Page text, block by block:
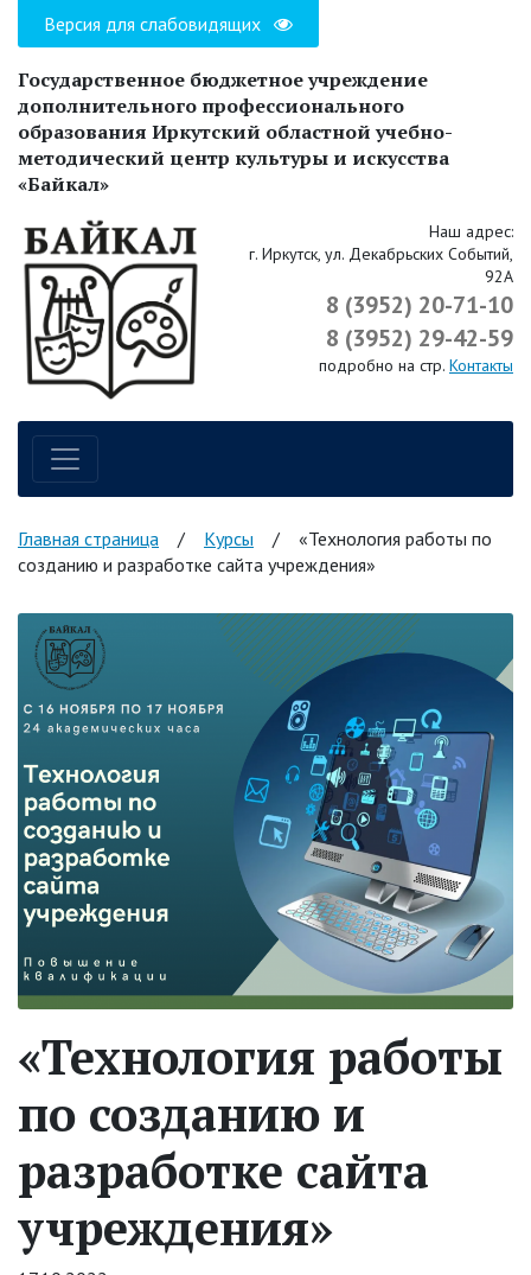
Версия для слабовидящих
Государственное бюджетное учреждение
дополнительного профессионального
образования Иркутский областной учебно-
методический центр культуры и искусства
«Байкал»
Наш адрес:
г. Иркутск, ул. Декабрьских Событий,
92А
8 (3952) 20-71-10
8 (3952) 29-42-59
подробно на стр. Контакты
Навигация по сайту
Главная страница / Курсы /
«Технология работы по
созданию и разработке сайта учреждения»
«Технология работы
по созданию и
разработке сайта
учреждения»